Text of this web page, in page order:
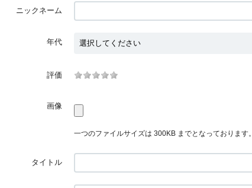
ニックネーム
年代
評価
画像
一つのファイルサイズは 300KB までとなっております。
タイトル